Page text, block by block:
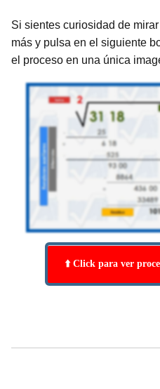
Si sientes curiosidad de
más y pulsa en el siguiente
el proceso en una única
⬆️ Click para ver